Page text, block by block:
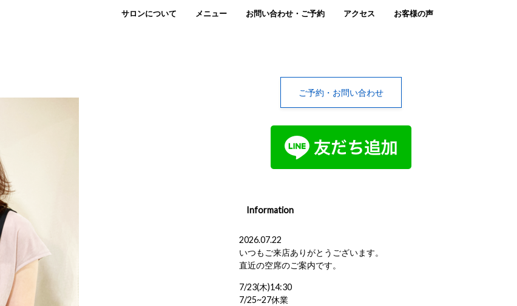
サロンについて メニュー お問い合わせ・ご予約 アクセス お客様の声
ご予約・お問い合わせ
Information
2026.07.22
いつもご来店ありがとうございます。
直近の空席のご案内です。
7/23(木)14:30
7/25~27休業